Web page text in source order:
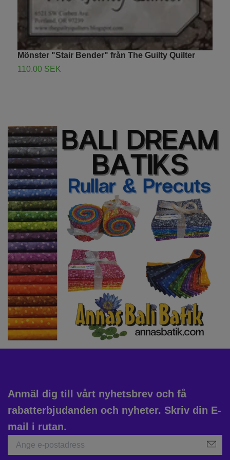
Mönster "Stair Bender" från The Guilty Quilter
110.00 SEK
Anmäl dig till vårt nyhetsbrev och få
rabatterbjudanden och nyheter. Skriv din E-
mail i rutan.